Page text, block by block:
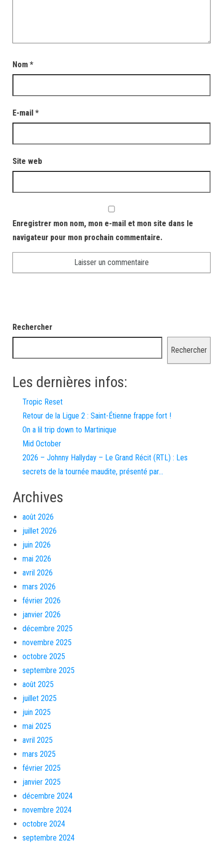
Nom *
E-mail *
Site web
Enregistrer mon nom, mon e-mail et mon site dans le
navigateur pour mon prochain commentaire.
Rechercher
Rechercher
Les dernières infos:
Tropic Reset
Retour de la Ligue 2 : Saint-Étienne frappe fort !
On a lil trip down to Martinique
Mid October
2026 – Johnny Hallyday – Le Grand Récit (RTL) : Les
secrets de la tournée maudite, présenté par…
Archives
août 2026
juillet 2026
juin 2026
mai 2026
avril 2026
mars 2026
février 2026
janvier 2026
décembre 2025
novembre 2025
octobre 2025
septembre 2025
août 2025
juillet 2025
juin 2025
mai 2025
avril 2025
mars 2025
février 2025
janvier 2025
décembre 2024
novembre 2024
octobre 2024
septembre 2024